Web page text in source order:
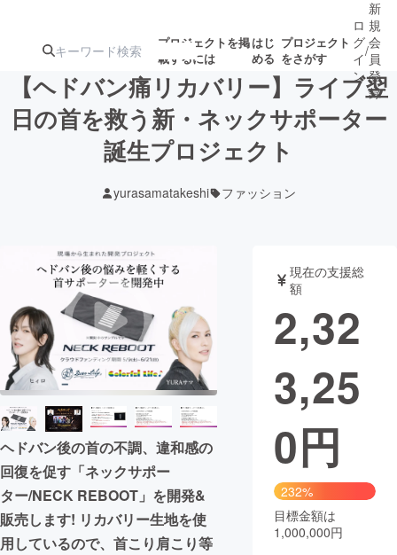
プロジェクトを掲
載するには
はじ
める
プロジェクト
をさがす
注目のリ 注目の新着プロ募集終了が近いプ
テクノロジー・ガジェット
映像・映画 書籍・雑誌
ビジネス・起業 チャレンジ
まちづくり・地域活性化
CAMPFIRE for Social Good
CAMPFIRE Creation
CAMPFIREふるさと納税machi-ya コミュニティ
ロ
グ
イ
ン
/
新
規
会
員
登
録
【ヘドバン痛リカバリー】ライブ翌
日の首を救う新・ネックサポーター
誕生プロジェクト
yurasamatakeshi ファッション
ヘドバン後の首の不調、違和感の
回復を促す「ネックサポー
ター/NECK REBOOT」を開発&
販売します! リカバリー生地を使
用しているので、首こり肩こり等
現在の支援総
額
2,32
3,25
0円
232%
目標金額は
1,000,000円